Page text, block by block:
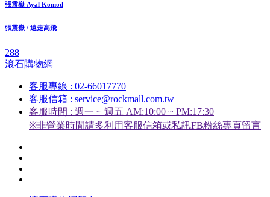
張震嶽 Ayal Komod
張震嶽 / 遠走高飛
288
滾石購物網
客服專線 : 02-66017770
客服信箱 : service@rockmall.com.tw
客服時間 : 週一 ~ 週五 AM:10:00 ~ PM:17:30
※非營業時間請多利用客服信箱或私訊FB粉絲專頁留言